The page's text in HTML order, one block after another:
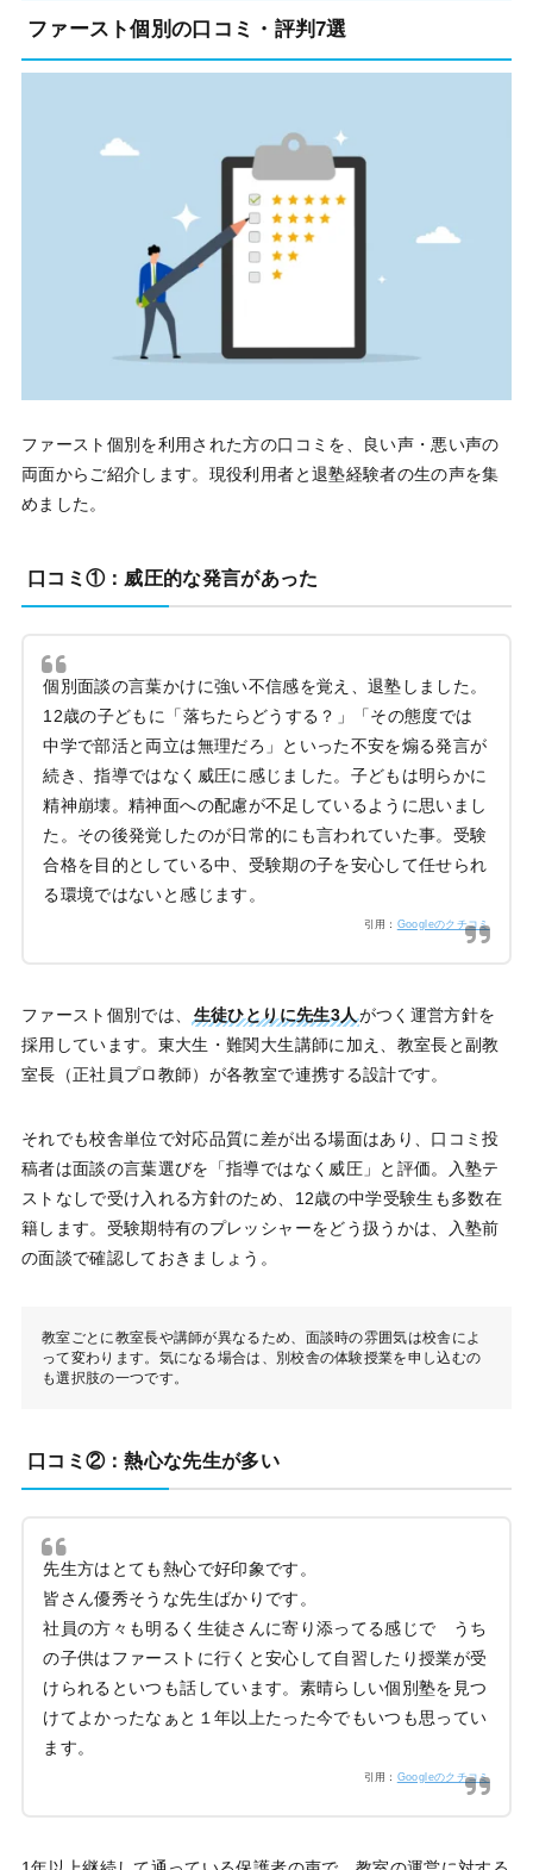
ファースト個別の口コミ・評判7選
ファースト個別を利用された方の口コミを、良い声・悪い声の
両面からご紹介します。現役利用者と退塾経験者の生の声を集
めました。
口コミ①：威圧的な発言があった
個別面談の言葉かけに強い不信感を覚え、退塾しました。
12歳の子どもに「落ちたらどうする？」「その態度では
中学で部活と両立は無理だろ」といった不安を煽る発言が
続き、指導ではなく威圧に感じました。子どもは明らかに
精神崩壊。精神面への配慮が不足しているように思いまし
た。その後発覚したのが日常的にも言われていた事。受験
合格を目的としている中、受験期の子を安心して任せられ
る環境ではないと感じます。
引用： Googleのクチコミ
ファースト個別では、 生徒ひとりに先生3人がつく運営方針を
採用しています。東大生・難関大生講師に加え、教室長と副教
室長（正社員プロ教師）が各教室で連携する設計です。
それでも校舎単位で対応品質に差が出る場面はあり、口コミ投
稿者は面談の言葉選びを「指導ではなく威圧」と評価。入塾テ
ストなしで受け入れる方針のため、12歳の中学受験生も多数在
籍します。受験期特有のプレッシャーをどう扱うかは、入塾前
の面談で確認しておきましょう。
教室ごとに教室長や講師が異なるため、面談時の雰囲気は校舎によ
って変わります。気になる場合は、別校舎の体験授業を申し込むの
も選択肢の一つです。
口コミ②：熱心な先生が多い
先生方はとても熱心で好印象です。
皆さん優秀そうな先生ばかりです。
社員の方々も明るく生徒さんに寄り添ってる感じで うち
の子供はファーストに行くと安心して自習したり授業が受
けられるといつも話しています。素晴らしい個別塾を見つ
けてよかったなぁと１年以上たった今でもいつも思ってい
ます。
引用： Googleのクチコミ